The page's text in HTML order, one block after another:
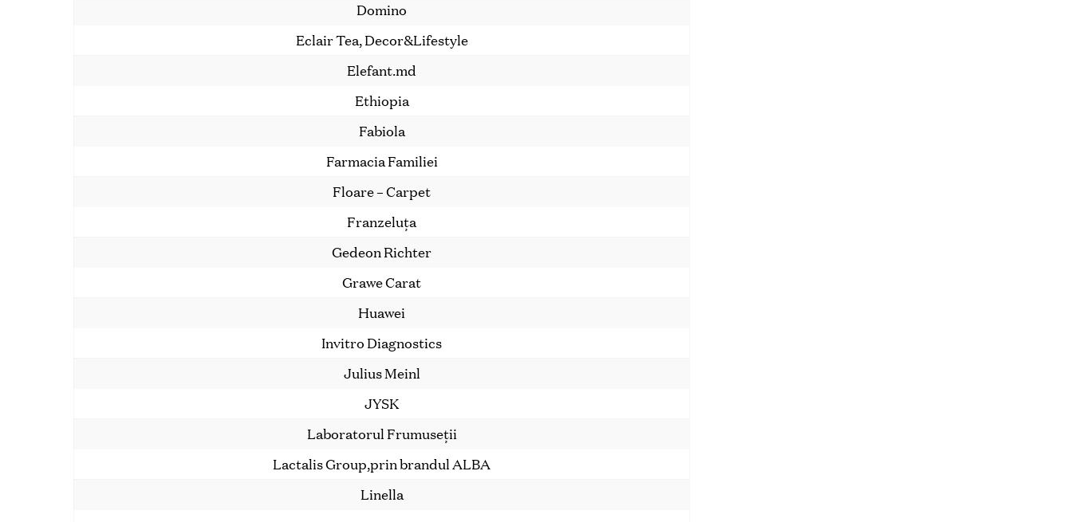
Domino
Eclair Tea, Decor&Lifestyle
Elefant.md
Ethiopia
Fabiola
Farmacia Familiei
Floare – Carpet
Franzeluța
Gedeon Richter
Grawe Carat
Huawei
Invitro Diagnostics
Julius Meinl
JYSK
Laboratorul Frumuseții
Lactalis Group,prin brandul ALBA
Linella